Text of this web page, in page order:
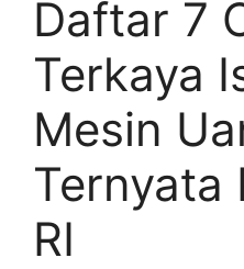
Daftar 7
Terkaya
Mesin
Ternyata
RI